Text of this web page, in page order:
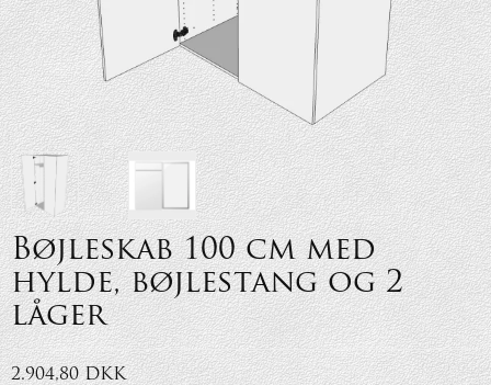
Bøjleskab 100 cm med
hylde, bøjlestang og 2
låger
2.904,80 DKK